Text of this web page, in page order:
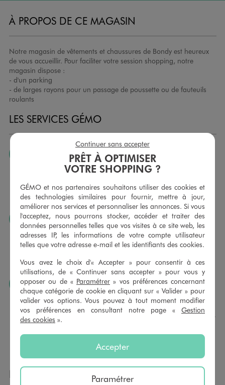
À PROPOS DE CE MAGASIN
Notre magasin de vêtements et chaussures de Bondy est heureux
de vous accueillir. Pour faciliter votre session shopping, notre
magasin dispose :
- d'un parking
- de larges rayons pour un passage de poussette ou de fauteuils
roulants
LES SERVICES GÉMO
JE PEUX CHANGER D’AVIS
Nous échangeons et vous proposons un avoir ou un
sous 30 jours, sur simple présentation du ticket de caisse,
dans tous les magasins GÉMO.
JE PEUX FAIRE RETOUCHER MES ARTICLES
Ourlets, ceintures… vous avez la possibilité de faire
retoucher vos articles textiles dans nos magasins. Les tarifs
conditions en magasins.
J’AIME FAIRE PLAISIR
Nous vous proposons des cartes cadeaux GÉMO d’un
montant au choix entre 10€ et 150€. Les cartes cadeau
GÉMO sont valables 1 an, utilisables en plusieurs fois, pour
dans de jolies enveloppes pour toutes les occasions.
NOS AUTRES MAGASINS
PRÊT À OPTIMISER
VOTRE SHOPPING ?
GÉMO et nos partenaires souhaitons utiliser des cookies et
des technologies similaires pour fournir, mettre à jour,
améliorer nos services et personnaliser les annonces. Si vous
l'acceptez, nous pourrons stocker, accéder et traiter des
données personnelles telles que vos visites à ce site web, les
adresses IP, les informations de votre compte utilisateur
telles que votre adresse e-mail et les identifiants des cookies.
Vous avez le choix d'« Accepter » pour consentir à ces
utilisations, de « Continuer sans accepter » pour vous y
opposer ou de « Paramétrer » vos préférences concernant
chaque catégorie de cookie en cliquant sur « Valider » pour
valider vos options. Vous pouvez à tout moment modifier
vos préférences en consultant notre page « Gestion
des cookies ».
Accepter
Paramétrer
Continuer sans accepter